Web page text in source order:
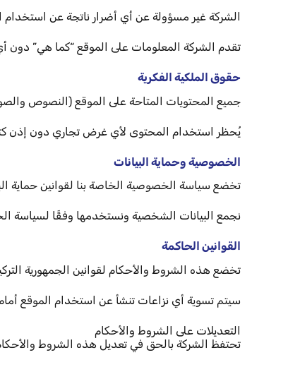
الشركة غير مسؤولة عن أي أضرار ناتجة عن استخدام
تقدم الشركة المعلومات على الموقع “كما هي” دون
حقوق الملكية الفكرية
جميع المحتويات المتاحة على الموقع (النصوص
يُحظر استخدام المحتوى لأي غرض تجاري دون إذن
الخصوصية وحماية البيانات
تخضع سياسة الخصوصية الخاصة بنا لقوانين حماية
نجمع البيانات الشخصية ونستخدمها وفقًا لسياسة
القوانين الحاكمة
تخضع هذه الشروط والأحكام لقوانين الجمهورية
سيتم تسوية أي نزاعات تنشأ عن استخدام الموقع أمام
التعديلات على الشروط والأحكام
تحتفظ الشركة بالحق في تعديل هذه الشروط